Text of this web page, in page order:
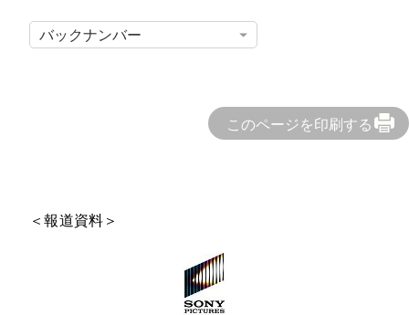
このページを印刷する
＜報道資料＞